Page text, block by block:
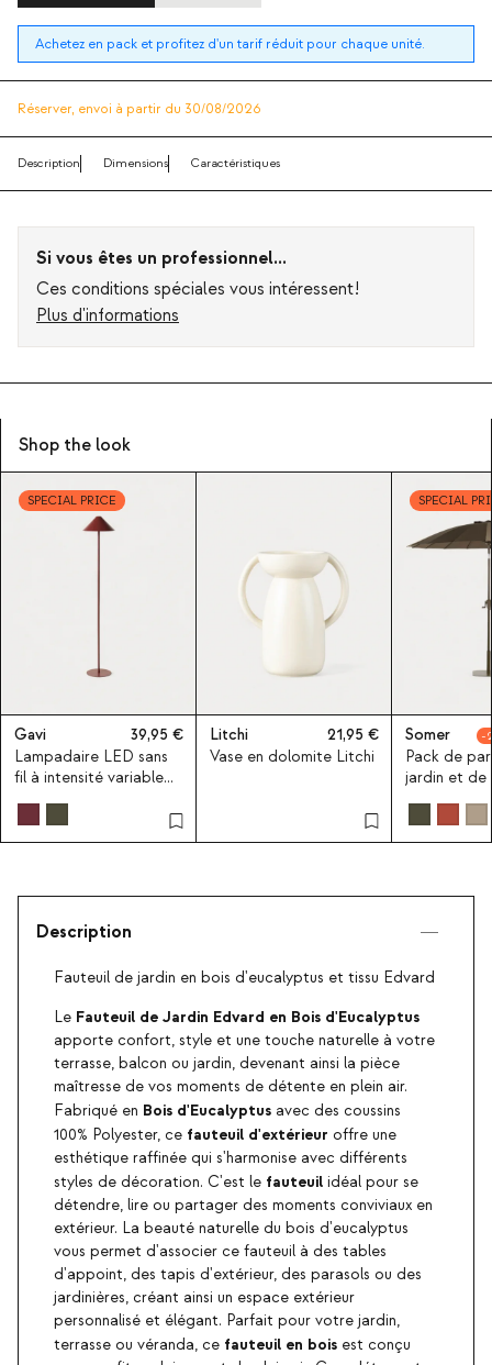
Achetez en pack et profitez d'un tarif réduit pour chaque unité.
Réserver, envoi à partir du 30/08/2026
Description Dimensions Caractéristiques
Si vous êtes un professionnel...
Ces conditions spéciales vous intéressent!
Plus d'informations
Shop the look
SPECIAL PRICE
Gavi
39,95
Lampadaire LED sans
fil à intensité variable
pour extérieur Gavi
Litchi
21,95
Vase en dolomite Litchi
SPECIAL
Somer
Pack de
jardin et de
Somer
Description
Fauteuil de jardin en bois d'eucalyptus et tissu Edvard
Le Fauteuil de Jardin Edvard en Bois d'Eucalyptus
apporte confort, style et une touche naturelle à votre
terrasse, balcon ou jardin, devenant ainsi la pièce
maîtresse de vos moments de détente en plein air.
Fabriqué en Bois d'Eucalyptus avec des coussins
100% Polyester, ce fauteuil d'extérieur offre une
esthétique raffinée qui s'harmonise avec différents
styles de décoration. C'est le fauteuil idéal pour se
détendre, lire ou partager des moments conviviaux en
extérieur. La beauté naturelle du bois d'eucalyptus
vous permet d'associer ce fauteuil à des tables
d'appoint, des tapis d'extérieur, des parasols ou des
jardinières, créant ainsi un espace extérieur
personnalisé et élégant. Parfait pour votre jardin,
terrasse ou véranda, ce fauteuil en bois est conçu